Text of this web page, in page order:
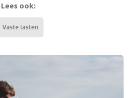
Lees ook:
Vaste lasten